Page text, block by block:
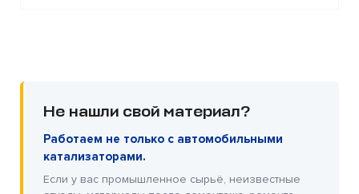
Не нашли свой материал?
Работаем не только с автомобильными
катализаторами.
Если у вас промышленное сырьё, неизвестные